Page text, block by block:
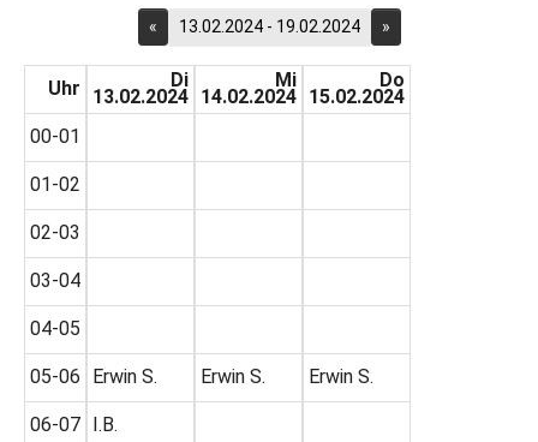
« 13.02.2024 - 19.02.2024 »
Uhr
00-01
01-02
02-03
03-04
04-05
05-06
06-07
Di
13.02.2024
Erwin S.
I.B.
Mi
14.02.2024
Erwin S.
Do
15.02.2024
Erwin S.